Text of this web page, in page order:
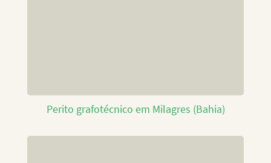
Perito grafotécnico em Milagres (Bahia)